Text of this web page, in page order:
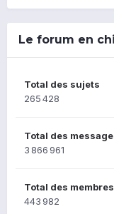
Le forum en
Total des sujets
265 428
Total des
3 866 961
Total des membres
443 982